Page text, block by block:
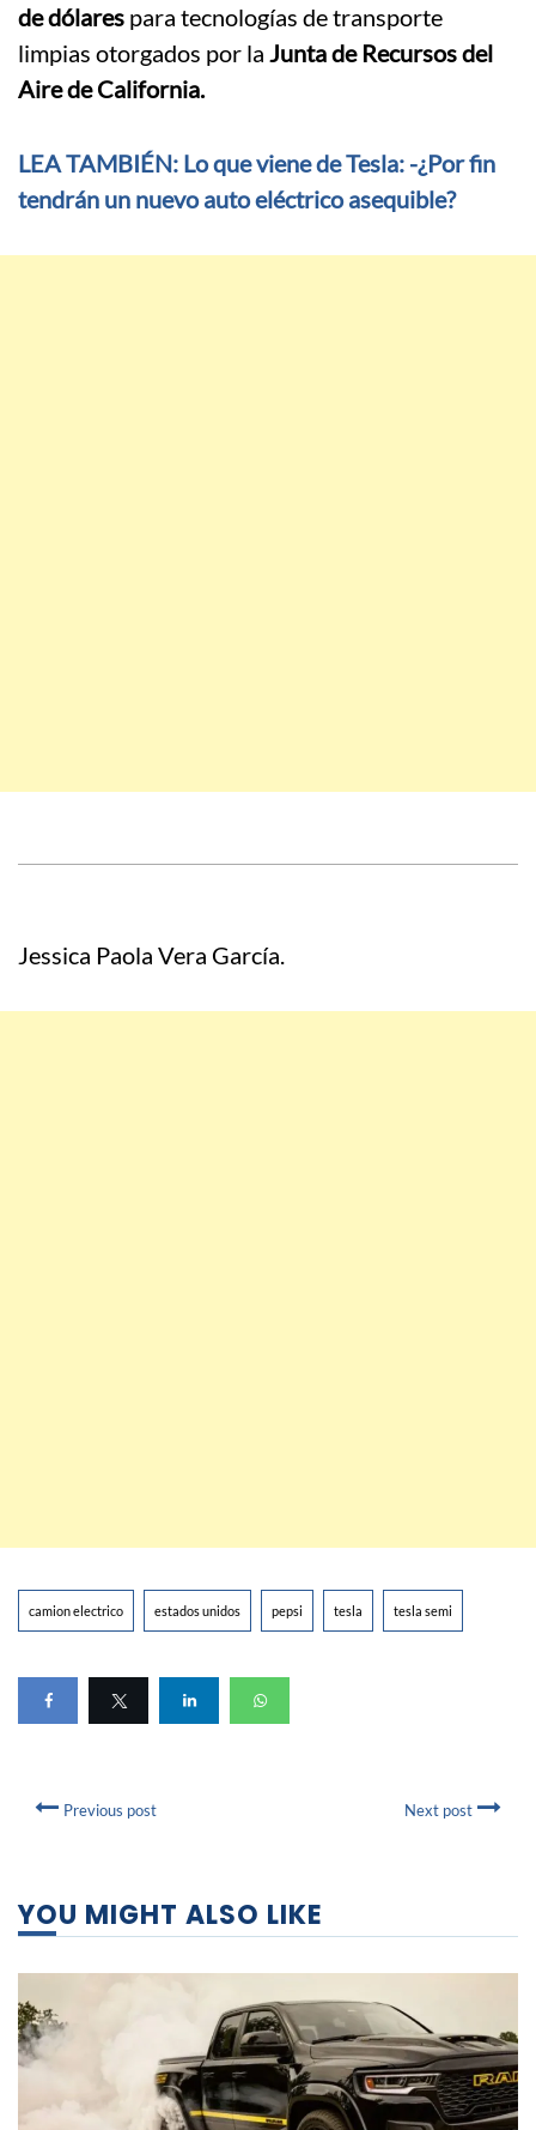
de dólares para tecnologías de transporte
limpias otorgados por la Junta de Recursos del
Aire de California.
LEA TAMBIÉN: Lo que viene de Tesla: -¿Por fin
tendrán un nuevo auto eléctrico asequible?
Jessica Paola Vera García.
camion electrico estados unidos pepsi tesla tesla semi
Previous post Next post
YOU MIGHT ALSO LIKE